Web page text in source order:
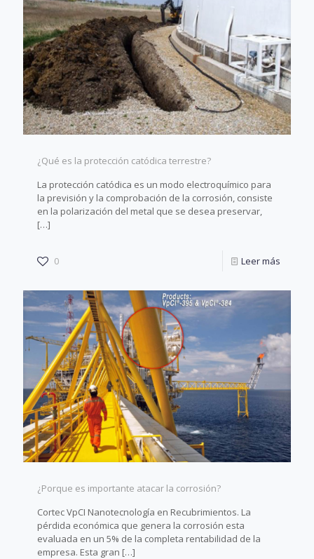
¿Qué es la protección catódica terrestre?
La protección catódica es un modo electroquímico para
la previsión y la comprobación de la corrosión, consiste
en la polarización del metal que se desea preservar,
[…]
0 Leer más
¿Porque es importante atacar la corrosión?
Cortec VpCI Nanotecnología en Recubrimientos. La
pérdida económica que genera la corrosión esta
evaluada en un 5% de la completa rentabilidad de la
empresa. Esta gran […]